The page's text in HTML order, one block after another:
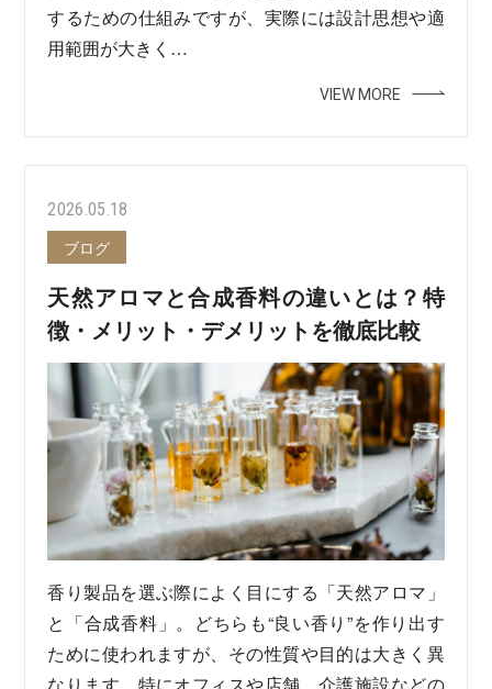
するための仕組みですが、実際には設計思想や適
用範囲が大きく…
VIEW MORE
2026.05.18
ブログ
天然アロマと合成香料の違いとは？特
徴・メリット・デメリットを徹底比較
香り製品を選ぶ際によく目にする「天然アロマ」
と「合成香料」。どちらも“良い香り”を作り出す
ために使われますが、その性質や目的は大きく異